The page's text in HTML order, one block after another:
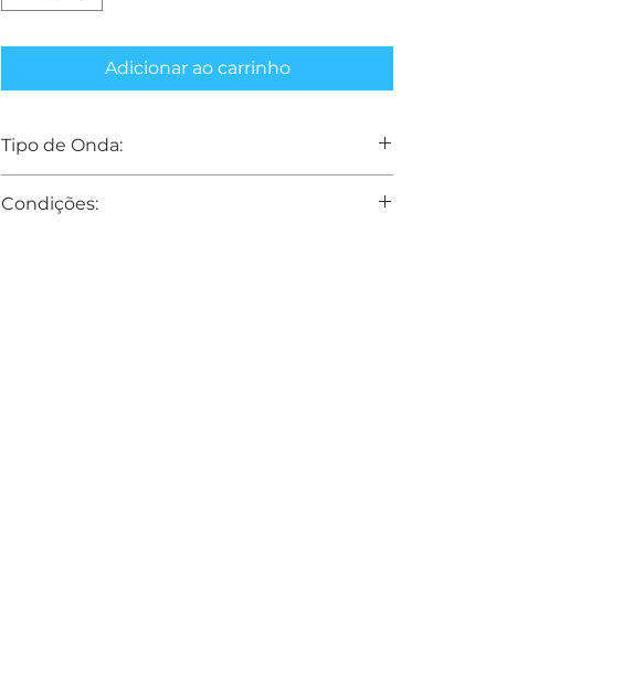
Adicionar ao carrinho
Tipo de Onda:
potentes, fácil de surfar, que te permite
Condições: